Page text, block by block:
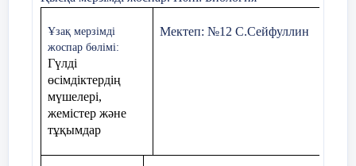
«Суреттер сөйлейді»
2.Білу
Бейнекөрініс
3 мин
Ұзақ мерзімді
жоспар бөлімі:
Гүлді
өсімдіктердің
мүшелері,
жемістер және
тұқымдар
Мектеп: №12 С.Сейфуллин